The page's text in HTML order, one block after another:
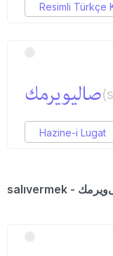
Resimli Türkçe
صالیویرمك
Hazine-i Lugat